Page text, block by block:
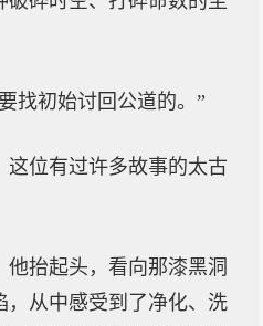
找初始讨回公道的。”
这位有过许多故事的太古
他抬起头，看向那漆黑洞
，从中感受到了净化、洗